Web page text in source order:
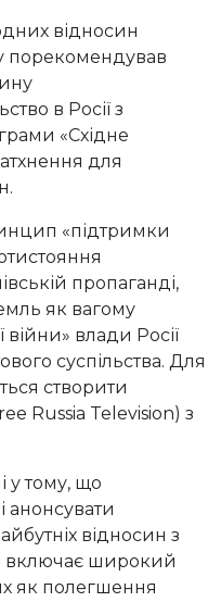
відносин
порекомендував
в Росії з
«Східне
для
«підтримки
пропаганді,
як вагому
влади Росії
суспільства. Для
створити
Russia Television) з
у тому, що
анонсувати
відносин з
включає широкий
як полегшення